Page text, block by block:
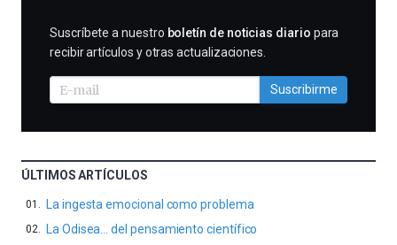
SUSCRIBIRME
Suscríbete a nuestro boletín de noticias diario para
recibir artículos y otras actualizaciones.
Suscribirme
ÚLTIMOS ARTÍCULOS
La ingesta emocional como problema
La Odisea… del pensamiento científico